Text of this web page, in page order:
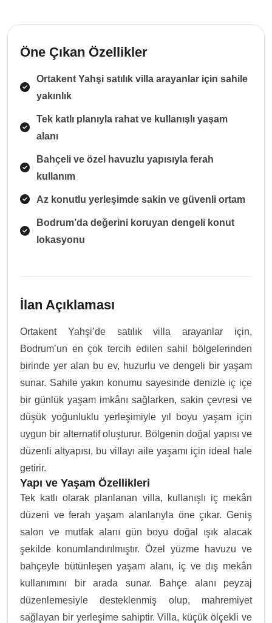
Öne Çıkan Özellikler
Ortakent Yahşi satılık villa arayanlar için sahile
yakınlık
Tek katlı planıyla rahat ve kullanışlı yaşam
alanı
Bahçeli ve özel havuzlu yapısıyla ferah
kullanım
Az konutlu yerleşimde sakin ve güvenli ortam
Bodrum’da değerini koruyan dengeli konut
lokasyonu
İlan Açıklaması
Ortakent Yahşi’de satılık villa arayanlar için,
Bodrum’un en çok tercih edilen sahil bölgelerinden
birinde yer alan bu ev, huzurlu ve dengeli bir yaşam
sunar. Sahile yakın konumu sayesinde denizle iç içe
bir günlük yaşam imkânı sağlarken, sakin çevresi ve
düşük yoğunluklu yerleşimiyle yıl boyu yaşam için
uygun bir alternatif oluşturur. Bölgenin doğal yapısı ve
düzenli altyapısı, bu villayı aile yaşamı için ideal hale
getirir.
Yapı ve Yaşam Özellikleri
Tek katlı olarak planlanan villa, kullanışlı iç mekân
düzeni ve ferah yaşam alanlarıyla öne çıkar. Geniş
salon ve mutfak alanı gün boyu doğal ışık alacak
şekilde konumlandırılmıştır. Özel yüzme havuzu ve
bahçeyle bütünleşen yaşam alanı, iç ve dış mekân
kullanımını bir arada sunar. Bahçe alanı peyzaj
düzenlemesiyle desteklenmiş olup, mahremiyet
sağlayan bir yerleşime sahiptir. Villa, küçük ölçekli ve